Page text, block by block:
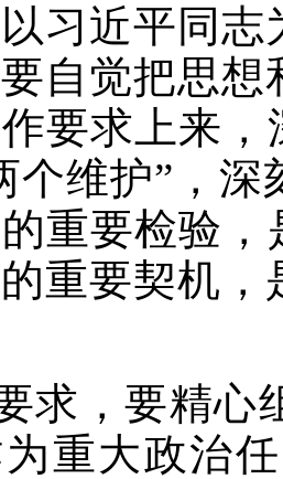
习近平同
自觉把思
要求上来，
个维护”，
重要检验，
重要契机
求，要精心
重大政治